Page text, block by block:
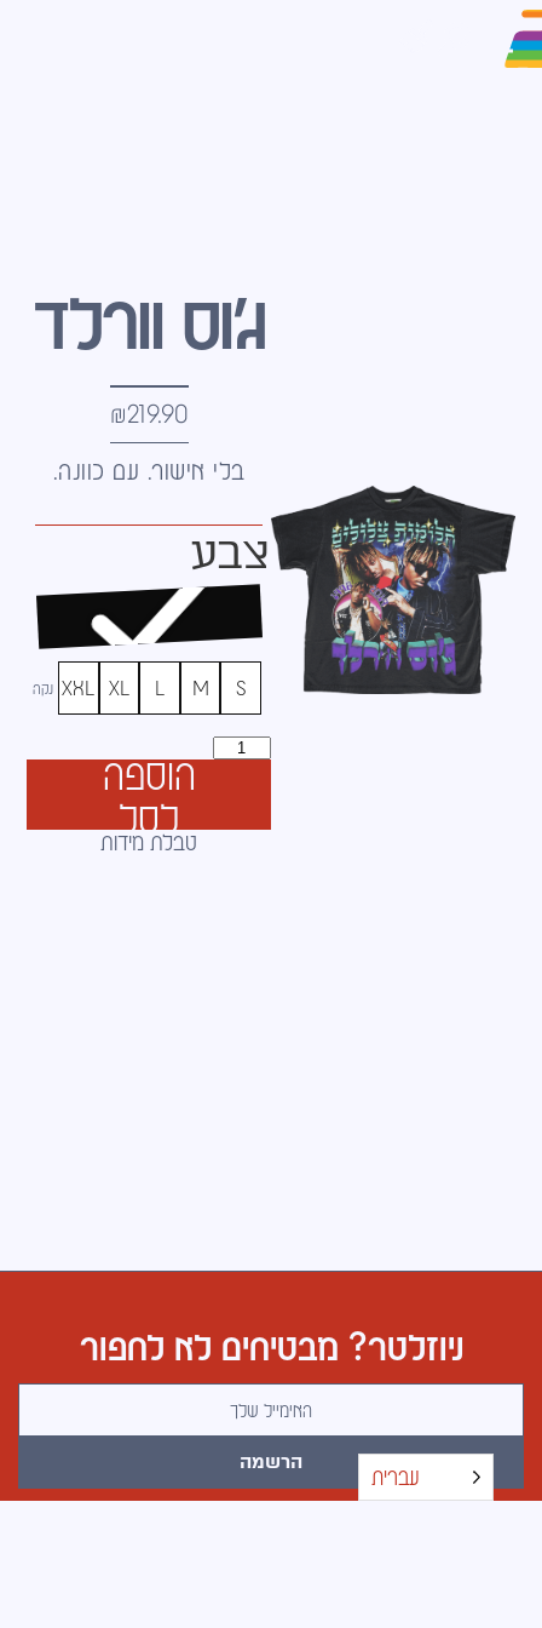
ג׳וס וורלד
₪219.90
בלי אישור. עם כוונה.
צבע
S
M
L
XL
XXL נקה
הוספה
לסל
טבלת מידות
ניוזלטר? מבטיחים לא לחפור
כתובת אימייל
הרשמה עברית